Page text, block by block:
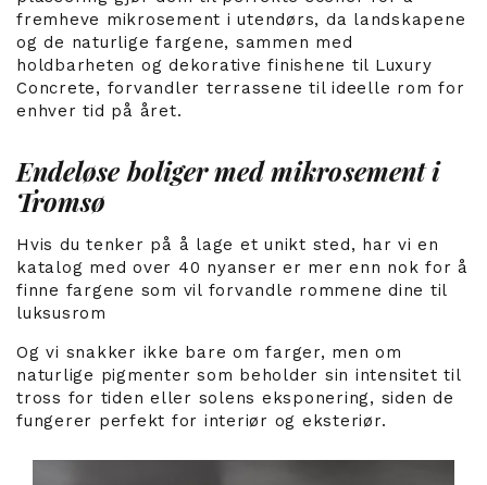
fremheve mikrosement i utendørs, da landskapene
og de naturlige fargene, sammen med
holdbarheten og dekorative finishene til Luxury
Concrete, forvandler terrassene til ideelle rom for
enhver tid på året.
Endeløse boliger med mikrosement i
Tromsø
Hvis du tenker på å lage et unikt sted, har vi en
katalog med over 40 nyanser er mer enn nok for å
finne fargene som vil forvandle rommene dine til
luksusrom
Og vi snakker ikke bare om farger, men om
naturlige pigmenter som beholder sin intensitet til
tross for tiden eller solens eksponering, siden de
fungerer perfekt for interiør og eksteriør.